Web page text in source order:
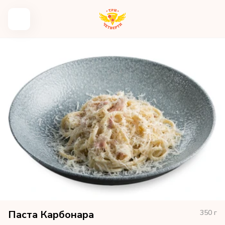
Паста Карбонара 350 г